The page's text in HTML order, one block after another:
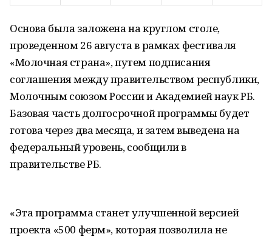
Основа была заложена на круглом столе,
проведенном 26 августа в рамках фестиваля
«Молочная страна», путем подписания
соглашения между правительством республики,
Молочным союзом России и Академией наук РБ.
Базовая часть долгосрочной программы будет
готова через два месяца, и затем выведена на
федеральный уровень, сообщили в
правительстве РБ.
«Эта программа станет улучшенной версией
проекта «500 ферм», которая позволила не